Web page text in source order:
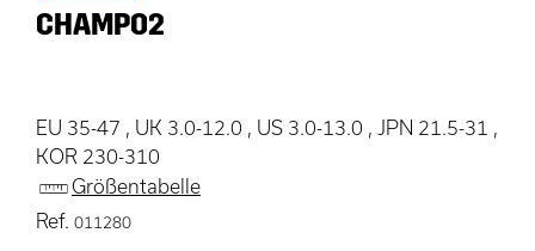
CHAMPO2
EU 35-47 , UK 3.0-12.0 , US 3.0-13.0 , JPN 21.5-31 ,
KOR 230-310
Größentabelle
Ref. 011280